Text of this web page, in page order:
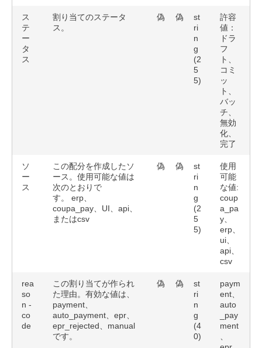
ス
テ
ー
タ
ス
割り当てのステータ
ス。
偽 偽
st
ri
n
g
(2
5
5)
許容
値：
ドラ
フ
ト、
コミ
ッ
ト、
バッ
チ、
無効
化、
完了
ソ
ー
ス
この配分を作成したソ
ース。使用可能な値は
次のとおりで
す。
erp、
coupa_pay、UI、api、
またはcsv
偽 偽
st
ri
n
g
(2
5
5)
使用
可能
な値:
coup
a_pa
y、
erp、
ui、
api、
csv
rea
so
n -
co
de
この割り当てが作られ
た理由。有効な値は、
payment、
auto_payment、epr、
epr_rejected
manual
です。
偽 偽
st
ri
n
g
(4
0)
paym
ent、
auto
_pay
ment